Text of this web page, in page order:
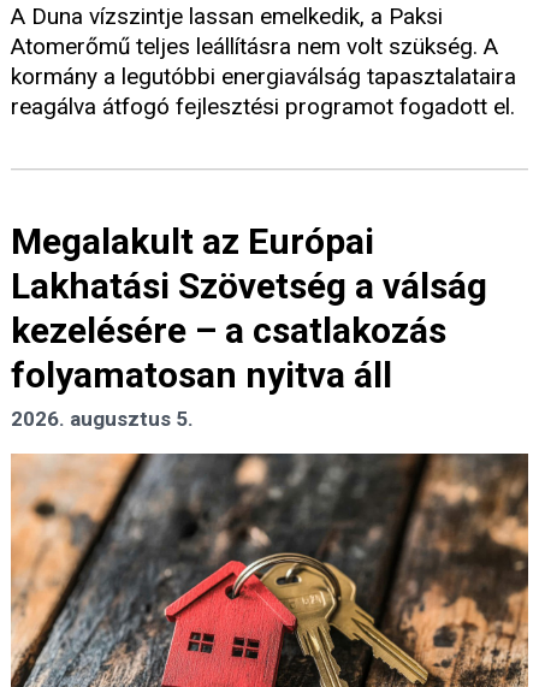
A Duna vízszintje lassan emelkedik, a Paksi
Atomerőmű teljes leállításra nem volt szükség. A
kormány a legutóbbi energiaválság tapasztalataira
reagálva átfogó fejlesztési programot fogadott el.
Megalakult az Európai
Lakhatási Szövetség a válság
kezelésére – a csatlakozás
folyamatosan nyitva áll
2026. augusztus 5.